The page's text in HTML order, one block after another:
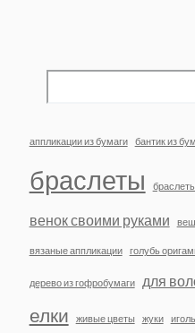
аппликации из бумаги бантик из
браслеты
венок своими руками
вязаные аппликации голубь
дерево из гофробумаги для
елки живые цветы жуки